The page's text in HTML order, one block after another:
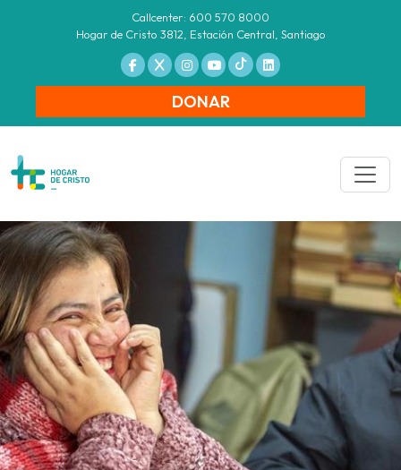
Callcenter: 600 570 8000
Hogar de Cristo 3812, Estación Central, Santiago
DONAR